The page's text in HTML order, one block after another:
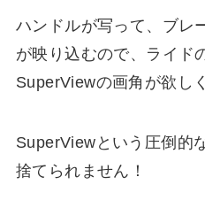
ハンドルが写って、ブレ
が映り込むので、ライド
SuperViewの画角が欲し
SuperViewという圧倒的
捨てられません！